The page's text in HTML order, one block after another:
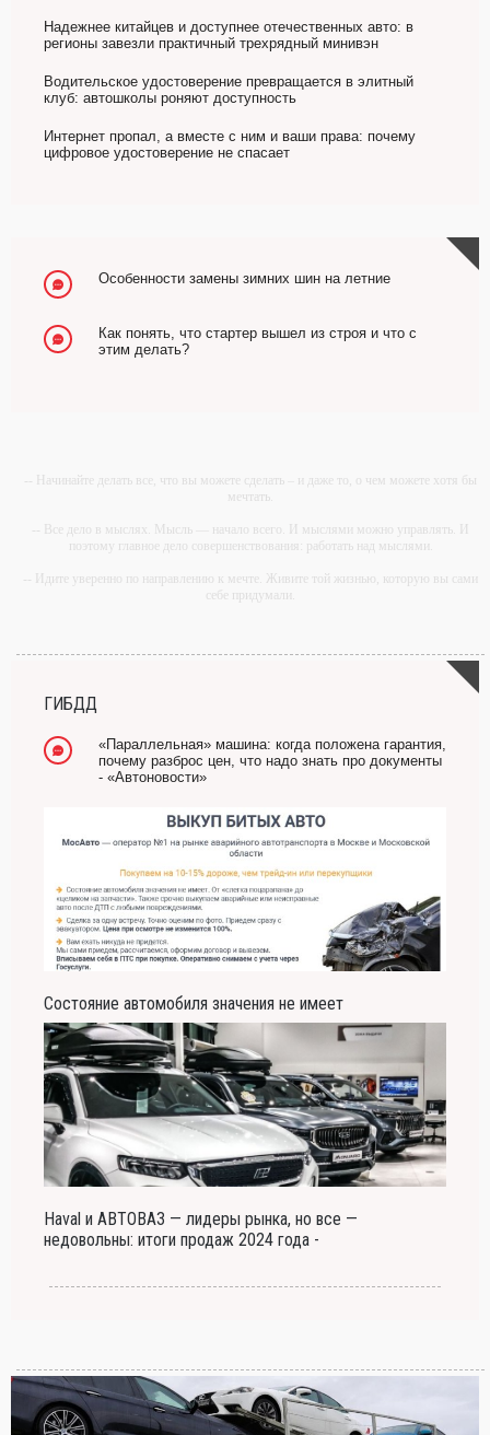
Надежнее китайцев и доступнее отечественных авто: в
регионы завезли практичный трехрядный минивэн
Водительское удостоверение превращается в элитный
клуб: автошколы роняют доступность
Интернет пропал, а вместе с ним и ваши права: почему
цифровое удостоверение не спасает
Особенности замены зимних шин на летние
Как понять, что стартер вышел из строя и что с
этим делать?
-- Начинайте делать все, что вы можете сделать – и даже то, о чем можете хотя бы
мечтать.
-- Все дело в мыслях. Мысль — начало всего. И мыслями можно управлять. И
поэтому главное дело совершенствования: работать над мыслями.
-- Идите уверенно по направлению к мечте. Живите той жизнью, которую вы сами
себе придумали.
-- Лучшее, что можно сделать с хорошим советом, это пропустить его мимо ушей.
Он никогда не бывает полезен никому, кроме того, кто его дал.
ГИБДД
«Параллельная» машина: когда положена гарантия,
почему разброс цен, что надо знать про документы
- «Автоновости»
Состояние автомобиля значения не имеет
Haval и АВТОВАЗ — лидеры рынка, но все —
недовольны: итоги продаж 2024 года -